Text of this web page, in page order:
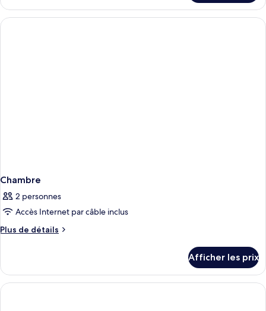
Chambre
Chambre
2 personnes
Accès Internet par câble inclus
Plus de détails
Plus
Chambre
Afficher les prix